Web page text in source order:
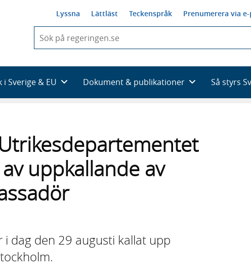
Lyssna Lättläst Teckenspråk Prenumerera via
du
skriva
framträder
en
Sverige & EU Dokument & publikationer Så styrs
uppkallande av
dag den 29 augusti kallat upp